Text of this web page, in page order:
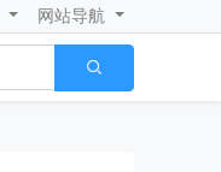
网站导航
